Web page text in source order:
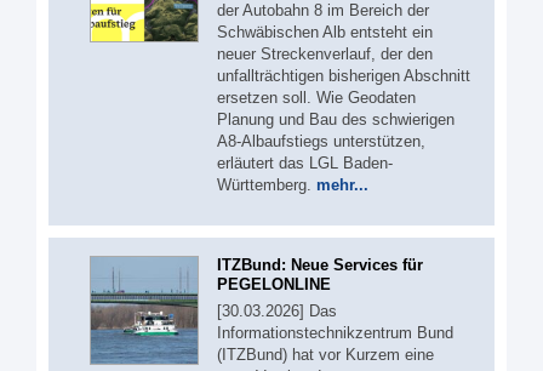
der Autobahn 8 im Bereich der
Schwäbischen Alb entsteht ein
neuer Streckenverlauf, der den
unfallträchtigen bisherigen Abschnitt
ersetzen soll. Wie Geodaten
Planung und Bau des schwierigen
A8-Albaufstiegs unterstützen,
erläutert das LGL Baden-
Württemberg. mehr...
ITZBund: Neue Services für
PEGELONLINE
[30.03.2026] Das
Informationstechnikzentrum Bund
(ITZBund) hat vor Kurzem eine